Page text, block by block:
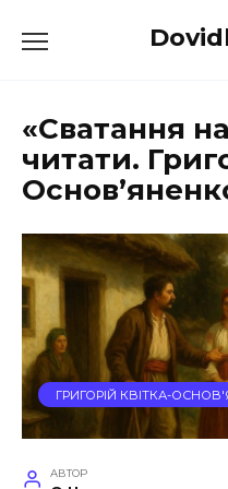
до
«Сватання
читати.
ГРИГОРІЙ КВІТКА-
АВТОР